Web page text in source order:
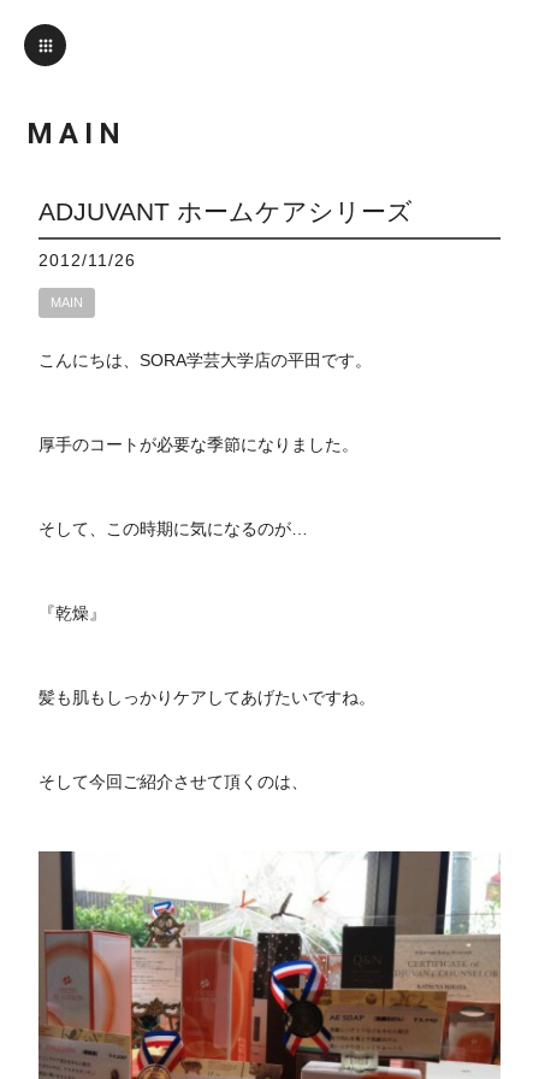
MAIN
ADJUVANT ホームケアシリーズ
2012/11/26
MAIN
こんにちは、SORA学芸大学店の平田です。
厚手のコートが必要な季節になりました。
そして、この時期に気になるのが…
『乾燥』
髪も肌もしっかりケアしてあげたいですね。
そして今回ご紹介させて頂くのは、